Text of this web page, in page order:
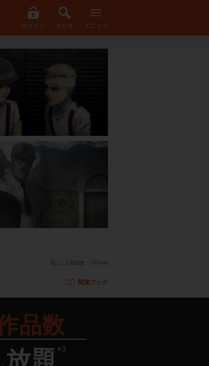
ログイン さがす メニュー
気になる登録数： 167646
関連ブック
品数
放題 ※3